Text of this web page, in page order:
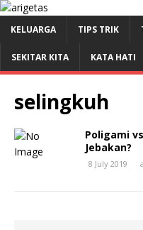
KELUARGA TIPS TRIK
SEKITAR KITA KATA HATI
selingkuh
Poligami
Jebakan?
8 July 2019